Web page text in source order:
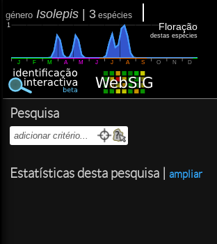
género Isolepis 3 espécies
1
J F M A M J J A S O N D
Floração
destas espécies
Pesquisa
Estatísticas desta pesquisa | ampliar